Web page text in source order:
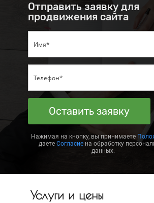
Отправить заявку для
продвижения сайта
Оставить заявку
Нажимая на кнопку, вы принимаете
даете Согласие на обработку
данных.
Услуги и цены